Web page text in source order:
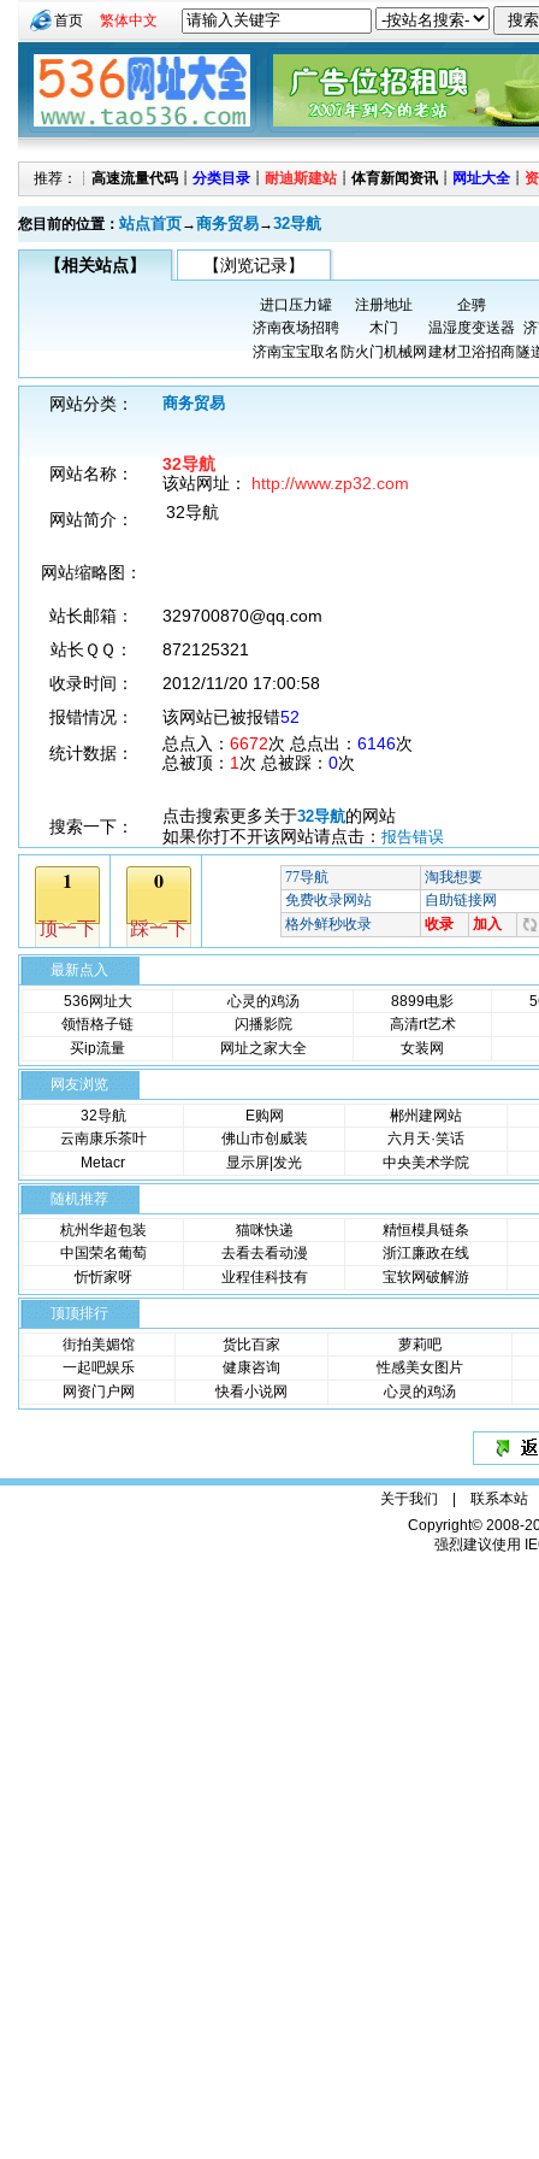
首页 繁体中文
推荐：┊ 高速流量代码 ┊ 分类目录 ┊ 耐迪斯建站 ┊ 体育新闻资讯 ┊ 网址大全 ┊
您目前的位置： 站点首页→商务贸易→32导航
【相关站点】 【浏览记录】
进口压力罐 注册地址
企骋
济南夜场招聘
木门 温湿度变送器
济南宝宝取名 防火门机械网 建材卫浴招商隧
网站分类： 商务贸易
网站名称：
32导航
该站网址： http://www.zp32.com
网站简介：
32导航
网站缩略图：
站长邮箱：
329700870@qq.com
站长ＱＱ：
872125321
收录时间：
2012/11/20 17:00:58
报错情况：
该网站已被报错52
统计数据：
总点入： 6672次 总点出： 6146次
总被顶： 1 次 总被踩： 0次
搜索一下：
点击搜索更多关于32导航的网站
如果你打不开该网站请点击： 报告错误
最新点入
536网址大
心灵的鸡汤 8899电影
领悟格子链
闪播影院
高清rt艺术
买ip流量
网址之家大全 女装网
网友浏览
32导航
E购网
郴州建网站
云南康乐茶叶
佛山市创威装
六月天·笑话
Metacr
显示屏|发光 中央美术学院
随机推荐
杭州华超包装
猫咪快递
精恒模具链条
中国荣名葡萄
去看去看动漫
浙江廉政在线
忻忻家呀
业程佳科技有 宝软网破解游
顶顶排行
街拍美媚馆
货比百家
萝莉吧
一起吧娱乐
健康咨询
性感美女图片
网资门户网
快看小说网 心灵的鸡汤
关于我们 | 联系本站
Copyright© 2008-
强烈建议使用